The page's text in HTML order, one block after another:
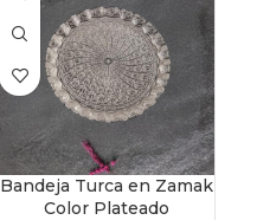
Bandeja Turca en Zamak
Color Plateado